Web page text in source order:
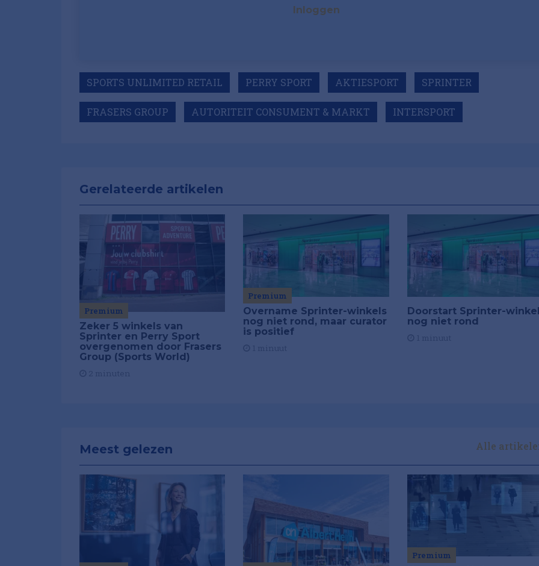
Inloggen
SPORTS UNLIMITED RETAIL PERRY SPORT AKTIESPORT SPRINTER
FRASERS GROUP AUTORITEIT CONSUMENT & MARKT INTERSPORT
Gerelateerde artikelen
Premium
Zeker 5 winkels van
Sprinter en Perry Sport
overgenomen door Frasers
Group (Sports World)
Premium
Overname Sprinter-winkels
nog niet rond, maar curator
is positief
Doorstart Sprinter-
nog niet rond
Meest gelezen Alle
Premium